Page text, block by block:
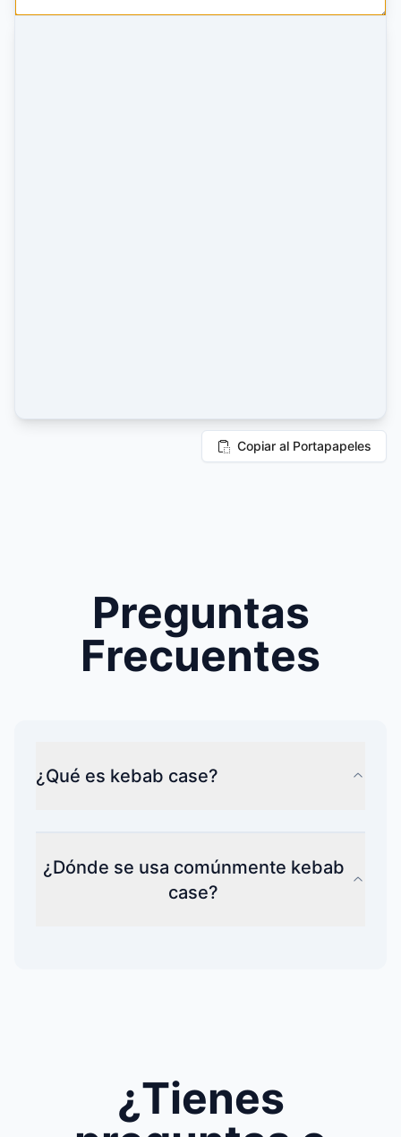
Copiar al Portapapeles
Preguntas
Frecuentes
¿Qué es kebab case?
¿Dónde se usa comúnmente kebab
case?
¿Tienes